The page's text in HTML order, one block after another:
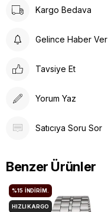
Kargo Bedava
Gelince Haber Ver
Tavsiye Et
Yorum Yaz
Satıcıya Soru Sor
Benzer Ürünler
%15 İNDIRIM.
HIZLI KARGO